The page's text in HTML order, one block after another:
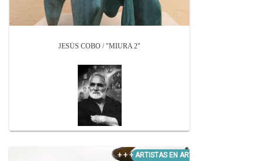
JESÚS COBO / "MIURA 2"